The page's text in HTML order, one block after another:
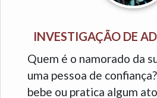
INVESTIGAÇÃO DE
Quem é o namorado da
uma pessoa de
bebe ou pratica algum